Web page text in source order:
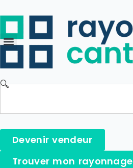
Devenir vendeur
Trouver mon rayonnage